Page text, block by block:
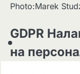
Photo:Marek
GDPR
на